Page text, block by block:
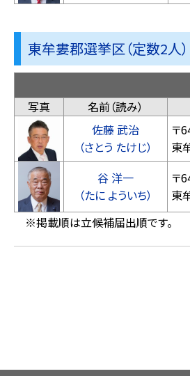
東牟婁郡選挙区（定数2人）
写真
名前（読み）
佐藤 武治
（さとう たけじ）
〒
東
谷 洋一
（たに よういち）
〒
※掲載順は立候補届出順です。